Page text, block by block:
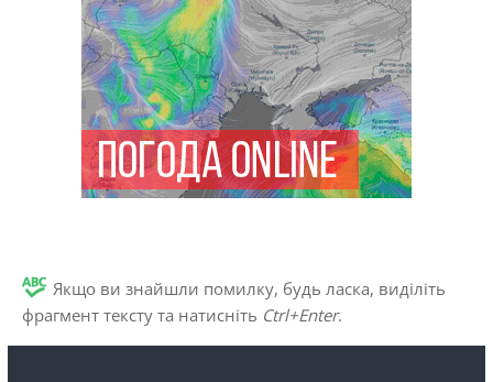
Якщо ви знайшли помилку, будь ласка, виділіть
фрагмент тексту та натисніть Ctrl+Enter.